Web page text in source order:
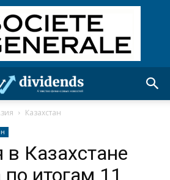
Казахстан
Казахстане
итогам 11